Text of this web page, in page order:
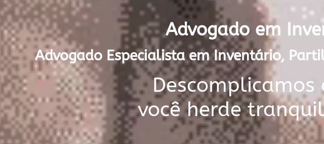
Advogado em
Advogado Especialista em Inventário,
você herde